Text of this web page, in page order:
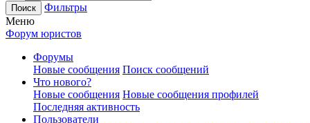
Поиск
Фильтры
Меню
Форум юристов
Форумы
Новые сообщения Поиск сообщений
Что нового?
Новые сообщения Новые сообщения профилей
Последняя активность
Пользователи